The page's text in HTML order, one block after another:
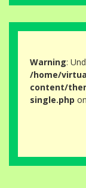
Warning:
/home/
content/
single.php